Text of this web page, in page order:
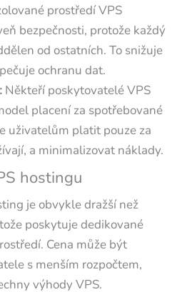
prostředí VPS
bezpečnosti, protože každý
od ostatních. To snižuje
ochranu dat.
Někteří poskytovatelé VPS
placení za spotřebované
uživatelům platit pouze za
a minimalizovat náklady.
hostingu
je obvykle dražší než
poskytuje dedikované
Cena může být
s menším rozpočtem,
výhody VPS.